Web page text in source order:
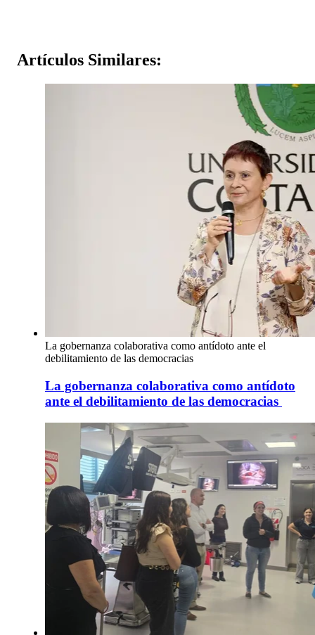
Artículos Similares:
La gobernanza colaborativa como antídoto ante el
debilitamiento de las democracias
La gobernanza colaborativa como antídoto
ante el debilitamiento de las democracias